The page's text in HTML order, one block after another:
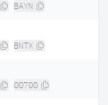
BAYN
BNTX
00700